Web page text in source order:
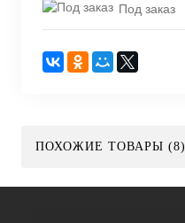
Под заказ
ПОХОЖИЕ ТОВАРЫ (8)